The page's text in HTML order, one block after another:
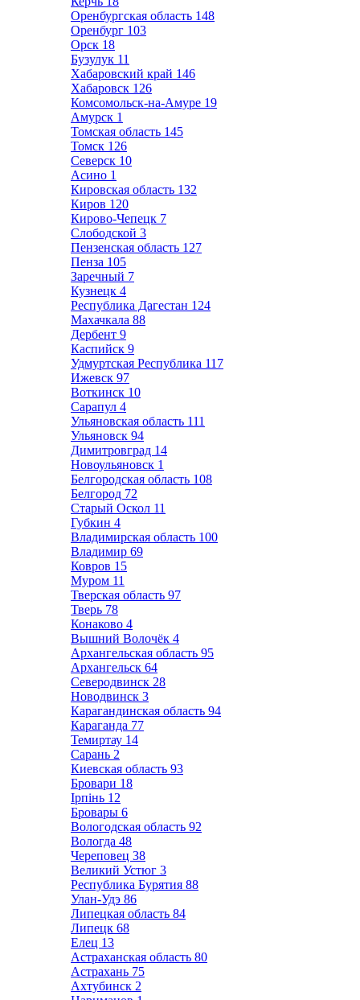
Оренбургская область 148
Оренбург 103
Орск 18
Бузулук 11
Хабаровский край 146
Хабаровск 126
Комсомольск-на-Амуре 19
Амурск 1
Томская область 145
Томск 126
Северск 10
Асино 1
Кировская область 132
Киров 120
Кирово-Чепецк 7
Слободской 3
Пензенская область 127
Пенза 105
Заречный 7
Кузнецк 4
Республика Дагестан 124
Махачкала 88
Дербент 9
Каспийск 9
Удмуртская Республика 117
Ижевск 97
Воткинск 10
Сарапул 4
Ульяновская область 111
Ульяновск 94
Димитровград 14
Новоульяновск 1
Белгородская область 108
Белгород 72
Старый Оскол 11
Губкин 4
Владимирская область 100
Владимир 69
Ковров 15
Муром 11
Тверская область 97
Тверь 78
Конаково 4
Вышний Волочёк 4
Архангельская область 95
Архангельск 64
Северодвинск 28
Новодвинск 3
Карагандинская область 94
Караганда 77
Темиртау 14
Сарань 2
Киевская область 93
Бровари 18
Ірпінь 12
Бровары 6
Вологодская область 92
Вологда 48
Череповец 38
Великий Устюг 3
Республика Бурятия 88
Улан-Удэ 86
Липецкая область 84
Липецк 68
Елец 13
Астраханская область 80
Астрахань 75
Ахтубинск 2